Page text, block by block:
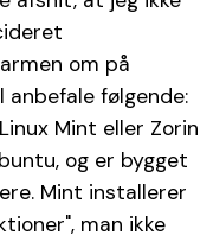
om på
anbefale følgende:
Mint eller Zorin
og er bygget
Mint installerer
man ikke